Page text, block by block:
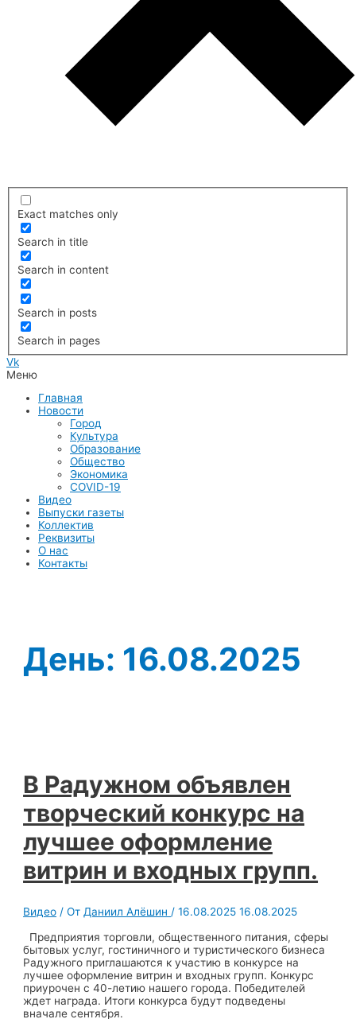
Exact matches only
Search in title
Search in content
Search in posts
Search in pages
Vk
Меню
Главная
Новости
Город
Культура
Образование
Общество
Экономика
COVID-19
Видео
Выпуски газеты
Коллектив
Реквизиты
О нас
Контакты
День: 16.08.2025
В Радужном объявлен
творческий конкурс на
лучшее оформление
витрин и входных групп.
Видео / От Даниил Алёшин /16.08.2025 16.08.2025
Предприятия торговли, общественного питания, сферы
бытовых услуг, гостиничного и туристического бизнеса
Радужного приглашаются к участию в конкурсе на
лучшее оформление витрин и входных групп. Конкурс
приурочен с 40-летию нашего города. Победителей
ждет награда. Итоги конкурса будут подведены
вначале сентября.